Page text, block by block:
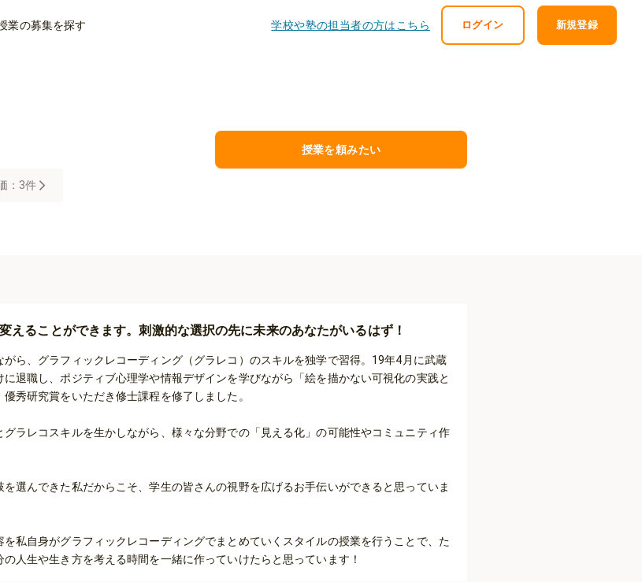
業の募集を探す 学校や塾の担当者の方はこちら ログイン 新規登録
： 3件
授業を頼みたい
えることができます。刺激的な選択の先に未来のあなたがいるはず！
ら、グラフィックレコーディング（グラレコ）のスキルを独学で習得。19年4月に武蔵
退職し、ポジティブ心理学や情報デザインを学びながら「絵を描かない可視化の実践と
秀研究賞をいただき修士課程を修了しました。
ラレコスキルを生かしながら、様々な分野での「見える化」の可能性やコミュニティ作
選んできた私だからこそ、学生の皆さんの視野を広げるお手伝いができると思っていま
私自身がグラフィックレコーディングでまとめていくスタイルの授業を行うことで、た
人生や生き方を考える時間を一緒に作っていけたらと思っています！